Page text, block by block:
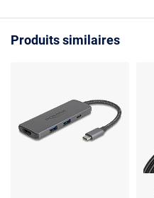
Produits similaires